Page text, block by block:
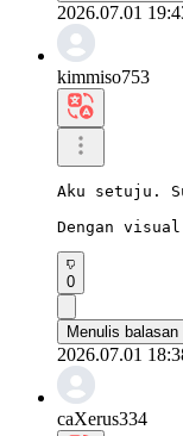
2026.07.01
kimmiso753
Aku setuju.
Dengan
0
Menulis balasan
2026.07.01
caXerus334